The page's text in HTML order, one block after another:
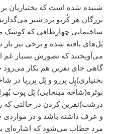
شنیده شده است که بختیاریان
بزرگان هر کُربو بَرد ِشیر
ساختمانی چهارطاقی که کوشک
پَل‌های بافته شده و برخی نیز
می‌آویختند که تصورش بسیار غم
گاهی جای نفرین هم بکار
بختیاری)پِل بِررو و پَل بِرریا
بوئره(شاخه مینجایی‌) پَل پوت
درشت)نفرین کردن در حالتی که
و عرف داشته باشد و در
مرد خطاب می‌شود که اشاره‌ای